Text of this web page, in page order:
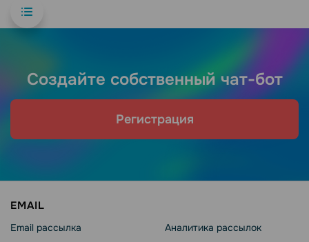
Создайте собственный чат-бот
Регистрация
EMAIL
Email рассылка
Аналитика рассылок